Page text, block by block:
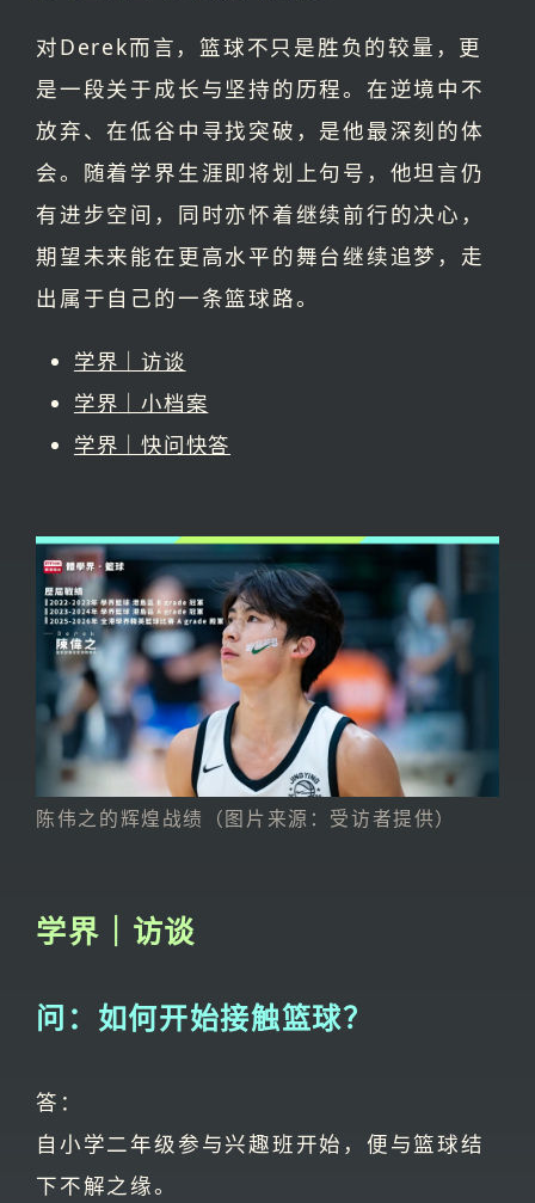
对Derek而言，篮球不只是胜负的较量，更
是一段关于成长与坚持的历程。在逆境中不
放弃、在低谷中寻找突破，是他最深刻的体
会。随着学界生涯即将划上句号，他坦言仍
有进步空间，同时亦怀着继续前行的决心，
期望未来能在更高水平的舞台继续追梦，走
出属于自己的一条篮球路。
学界｜访谈
学界｜小档案
学界｜快问快答
陈伟之的辉煌战绩（图片来源：受访者提供）
学界｜访谈
问：如何开始接触篮球？
答：
自小学二年级参与兴趣班开始，便与篮球结
下不解之缘。